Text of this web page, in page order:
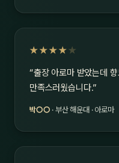
★★★★ ★
“출장 아로마 받았는데
만족스러웠습니다.”
박○○ · 부산 해운대 · 아로마